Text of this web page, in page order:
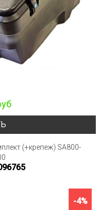
(+крепеж) SA800-
-4%